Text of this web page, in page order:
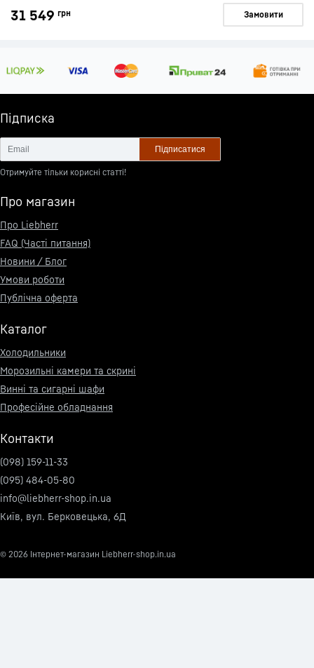
31 549 грн Замовити
Підписка
Підписатися
Отримуйте тільки корисні статті!
Про магазин
Про Liebherr
FAQ (Часті питання)
Новини / Блог
Умови роботи
Публічна оферта
Каталог
Холодильники
Морозильні камери та скрині
Винні та сигарні шафи
Професійне обладнання
Контакти
(098) 159-11-33
(095) 484-05-80
info@liebherr-shop.in.ua
Київ, вул. Берковецька, 6Д
© 2026 Інтернет-магазин Liebherr-shop.in.ua